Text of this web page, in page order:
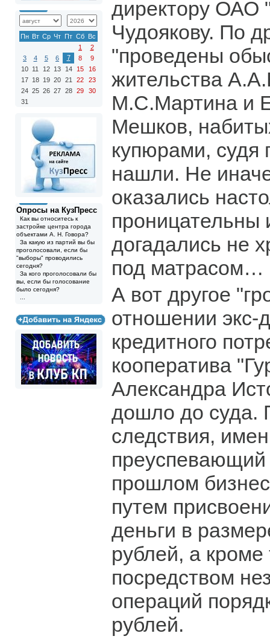
Пн Вт Ср Чт Пт Сб Вс
1
2
3
4 5 6 7 8
9
10 11 12 13 14 15
16
17 18 19 20 21 22
23
24 25 26 27 28 29
30
31
Опросы на КузПресс
Как вы относитесь к
застройке центра города
объектами А. Н. Говора?
За какую из партий вы бы
проголосовали, если бы
"выборы" проводились
сегодня?
За кого проголосовали бы
вы, если бы голосование
было сегодня?
директору ОАО
Чудоякову. По
"проведены
жительства
М.С.Мартина и
Мешков,
купюрами, судя
нашли. Не
оказались
проницательны
догадались не
под матрасом…
А вот другое
отношении экс-
кредитного
кооператива
Александра
дошло до суда.
следствия,
прошлом
путем
деньги в
рублей, а
посредством
операций
рублей.